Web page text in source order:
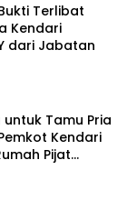
Terlibat
Kendari
dari Jabatan
Tamu Pria
Kendari
Pijat